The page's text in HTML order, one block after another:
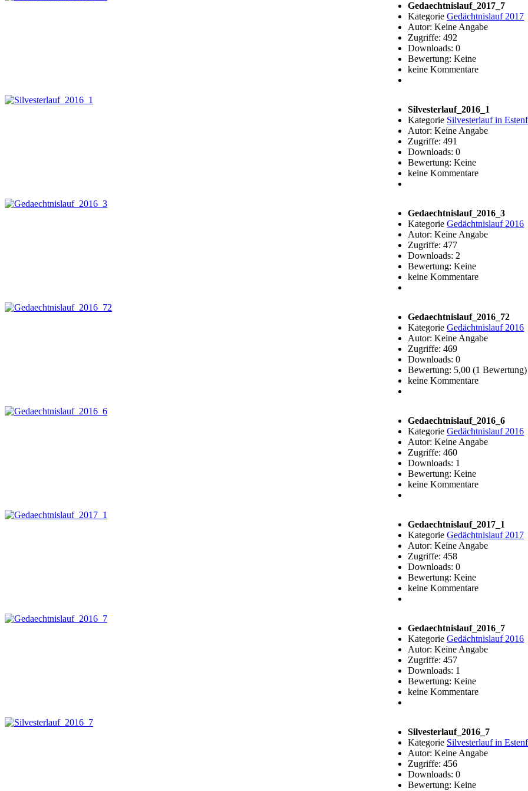
Gedaechtnislauf_2017_7
KategorieGedächtnislauf 2017
Autor: Keine Angabe
Zugriffe: 492
Downloads: 0
Bewertung: Keine
keine Kommentare
Silvesterlauf_2016_1
Kategorie Silvesterlauf in
Autor: Keine Angabe
Zugriffe: 491
Downloads: 0
Bewertung: Keine
keine Kommentare
Gedaechtnislauf_2016_3
KategorieGedächtnislauf 2016
Autor: Keine Angabe
Zugriffe: 477
Downloads: 2
Bewertung: Keine
keine Kommentare
Gedaechtnislauf_2016_72
KategorieGedächtnislauf 2016
Autor: Keine Angabe
Zugriffe: 469
Downloads: 0
Bewertung: 5,00 (1 Bewertung)
keine Kommentare
Gedaechtnislauf_2016_6
KategorieGedächtnislauf 2016
Autor: Keine Angabe
Zugriffe: 460
Downloads: 1
Bewertung: Keine
keine Kommentare
Gedaechtnislauf_2017_1
KategorieGedächtnislauf 2017
Autor: Keine Angabe
Zugriffe: 458
Downloads: 0
Bewertung: Keine
keine Kommentare
Gedaechtnislauf_2016_7
KategorieGedächtnislauf 2016
Autor: Keine Angabe
Zugriffe: 457
Downloads: 1
Bewertung: Keine
keine Kommentare
Silvesterlauf_2016_7
Kategorie Silvesterlauf in
Autor: Keine Angabe
Zugriffe: 456
Downloads: 0
Bewertung: Keine